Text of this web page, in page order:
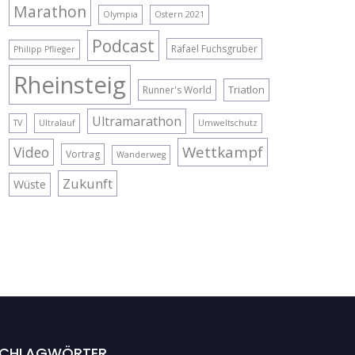
Marathon Olympia Ostern 2021
Philipp Pflieger Podcast Rafael Fuchsgruber
Rheinsteig Runner's World Triatlon
TV Ultralauf Ultramarathon Umweltschutz
Video Vortrag Wanderweg Wettkampf
Wüste Zukunft